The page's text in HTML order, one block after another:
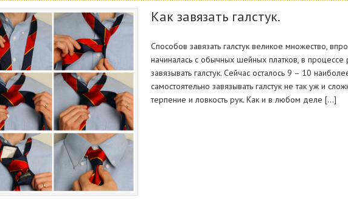
Как завязать галстук.
Способов завязать галстук великое множество,
начиналась с обычных шейных платков, в
завязывать галстук. Сейчас осталось 9 – 10
самостоятельно завязывать галстук не так уж и
терпение и ловкость рук. Как и в любом деле […]